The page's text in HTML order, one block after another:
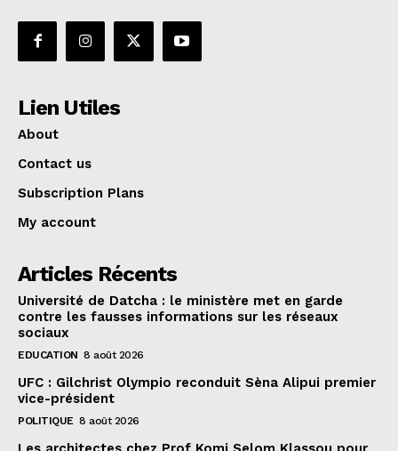
Lien Utiles
About
Contact us
Subscription Plans
My account
Articles Récents
Université de Datcha : le ministère met en garde
contre les fausses informations sur les réseaux
sociaux
EDUCATION 8 août 2026
UFC : Gilchrist Olympio reconduit Sèna Alipui premier
vice-président
POLITIQUE 8 août 2026